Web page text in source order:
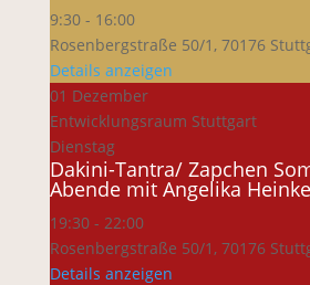
9:30- 16:00
Rosenbergstraße 50/1, 70176
Details anzeigen
01 Dezember
Entwicklungsraum Stuttgart
Dienstag
Dakini-Tantra/ Zapchen
Abende mit Angelika
19:30 - 22:00
Rosenbergstraße 50/1, 70176
Details anzeigen